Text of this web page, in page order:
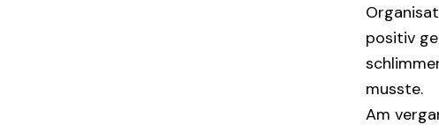
positiv
musste.
Am